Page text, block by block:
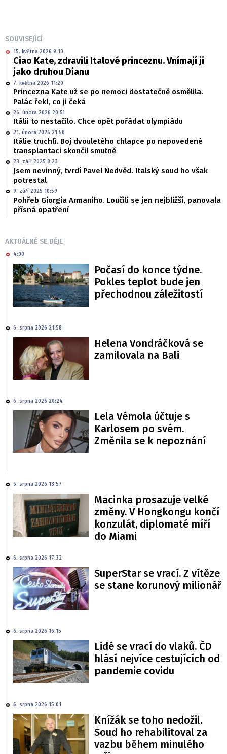
SOUVISEJÍCÍ
15. května 2026 9:13
Ciao Kate, zdravili Italové princeznu. Vnímají ji
jako druhou Dianu
7. května 2026 11:20
Princezna Kate už se po nemoci dostatečně osmělila.
Palác řekl, co ji čeká
26. února 2026 20:51
Itálii to nestačilo. Chce opět pořádat olympiádu
21. února 2026 21:50
Itálie truchlí. Boj dvouletého chlapce po nepovedené
transplantaci skončil smutně
23. září 2025 8:23
Jsem nevinný, tvrdí Pavel Nedvěd. Italský soud ho však
potrestal
9. září 2025 10:59
Pohřeb Giorgia Armaniho. Loučili se jen nejbližší, panovala
přísná opatření
AKTUÁLNĚ SE DĚJE
4:00
Počasí do konce týdne.
Pokles teplot bude jen
přechodnou záležitostí
6. srpna 2026 21:58
Helena Vondráčková se
zamilovala na Bali
6. srpna 2026 20:24
Lela Vémola účtuje s
Karlosem po svém.
Změnila se k nepoznání
6. srpna 2026 18:57
Macinka prosazuje velké
změny. V Hongkongu končí
konzulát, diplomaté míří
do Miami
6. srpna 2026 17:32
SuperStar se vrací. Z vítěze
se stane korunový milionář
6. srpna 2026 16:15
Lidé se vrací do vlaků. ČD
hlásí nejvíce cestujících od
pandemie covidu
6. srpna 2026 15:01
Knížák se toho nedožil.
Soud ho rehabilitoval za
vazbu během minulého